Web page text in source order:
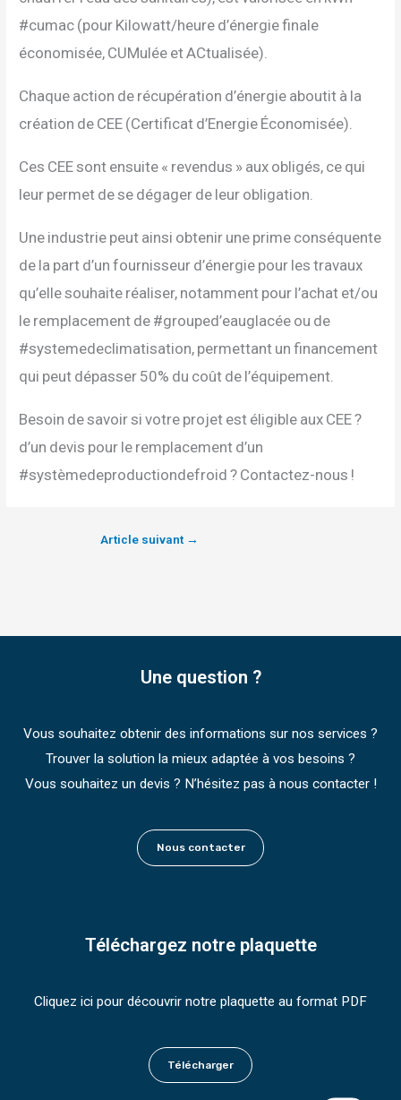
#cumac (pour Kilowatt/heure d’énergie finale
économisée, CUMulée et ACtualisée).
Chaque action de récupération d’énergie aboutit à la
création de CEE (Certificat d’Energie Économisée).
Ces CEE sont ensuite « revendus » aux obligés, ce qui
leur permet de se dégager de leur obligation.
Une industrie peut ainsi obtenir une prime conséquente
de la part d’un fournisseur d’énergie pour les travaux
qu’elle souhaite réaliser, notamment pour l’achat et/ou
le remplacement de #grouped’eauglacée ou de
#systemedeclimatisation, permettant un financement
qui peut dépasser 50% du coût de l’équipement.
Besoin de savoir si votre projet est éligible aux CEE ?
d’un devis pour le remplacement d’un
#systèmedeproductiondefroid ? Contactez-nous !
Article suivant →
Une question ?
Vous souhaitez obtenir des informations sur nos services ?
Trouver la solution la mieux adaptée à vos besoins ?
Vous souhaitez un devis ? N’hésitez pas à nous contacter !
Nous contacter
Téléchargez notre plaquette
Cliquez ici pour découvrir notre plaquette au format PDF
Télécharger